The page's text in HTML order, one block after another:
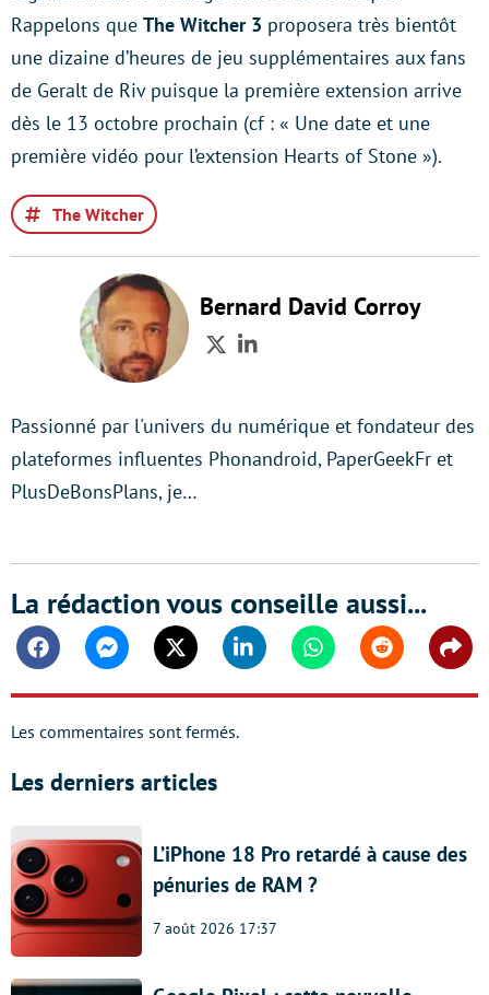
Rappelons que The Witcher 3 proposera très bientôt
une dizaine d’heures de jeu supplémentaires aux fans
de Geralt de Riv puisque la première extension arrive
dès le 13 octobre prochain (cf : « Une date et une
première vidéo pour l’extension Hearts of Stone »).
The Witcher
Bernard David Corroy
TwitterLinkedIn
Passionné par l'univers du numérique et fondateur des
plateformes influentes Phonandroid, PaperGeekFr et
PlusDeBonsPlans, je…
La rédaction vous conseille aussi...
FacebookMessengerTwitter Linkedin WhatsappReddit
Les commentaires sont fermés.
Les derniers articles
L’iPhone 18 Pro retardé à cause des
pénuries de RAM ?
7 août 2026 17:37